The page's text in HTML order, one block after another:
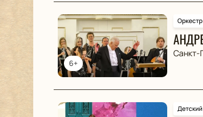
6+
Оркестр
Санкт-